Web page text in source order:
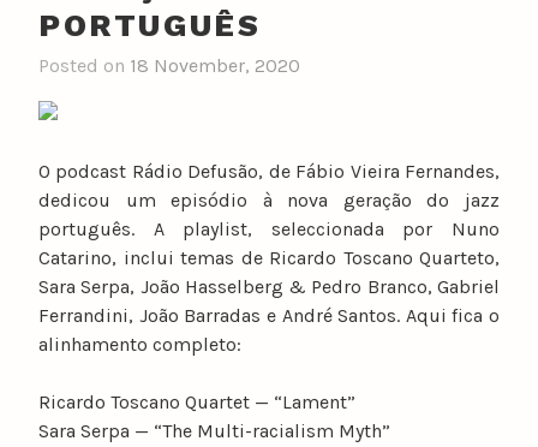
PORTUGUÊS
Posted on 18 November, 2020
O podcast Rádio Defusão, de Fábio Vieira Fernandes,
dedicou um episódio à nova geração do jazz
português. A playlist, seleccionada por Nuno
Catarino, inclui temas de Ricardo Toscano Quarteto,
Sara Serpa, João Hasselberg & Pedro Branco, Gabriel
Ferrandini, João Barradas e André Santos. Aqui fica o
alinhamento completo:
Ricardo Toscano Quartet — “Lament”
Sara Serpa — “The Multi-racialism Myth”